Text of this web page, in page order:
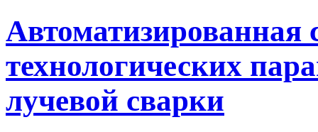
Автоматизированная
технологических
лучевой сварки